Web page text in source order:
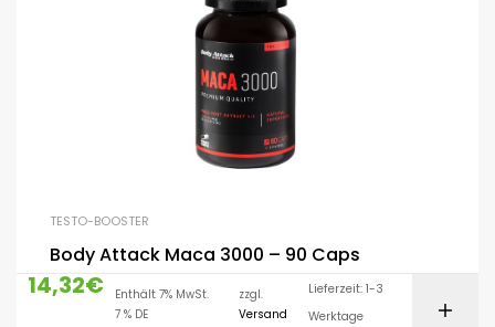
TESTO-BOOSTER
Body Attack Maca 3000 – 90 Caps
14,32€
Enthält 7% MwSt.
7 % DE
zzgl.
Versand
Lieferzeit: 1-3
Werktage